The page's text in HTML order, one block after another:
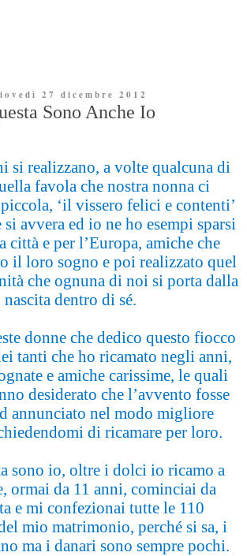
27 dicembre 2012
Sono Anche Io
si realizzano, a volte qualcuna di
favola che nostra nonna ci
‘il vissero felici e contenti’
si avvera ed io ne ho esempi sparsi
città e per l’Europa, amiche che
il loro sogno e poi realizzato quel
che ognuna di noi si porta dalla
nascita dentro di sé.
donne che dedico questo fiocco
tanti che ho ricamato negli anni,
e amiche carissime, le quali
desiderato che l’avvento fosse
annunciato nel modo migliore
di ricamare per loro.
sono io, oltre i dolci io ricamo a
ormai da 11 anni, cominciai da
e mi confezionai tutte le 110
mio matrimonio, perché si sa, i
ma i danari sono sempre pochi.